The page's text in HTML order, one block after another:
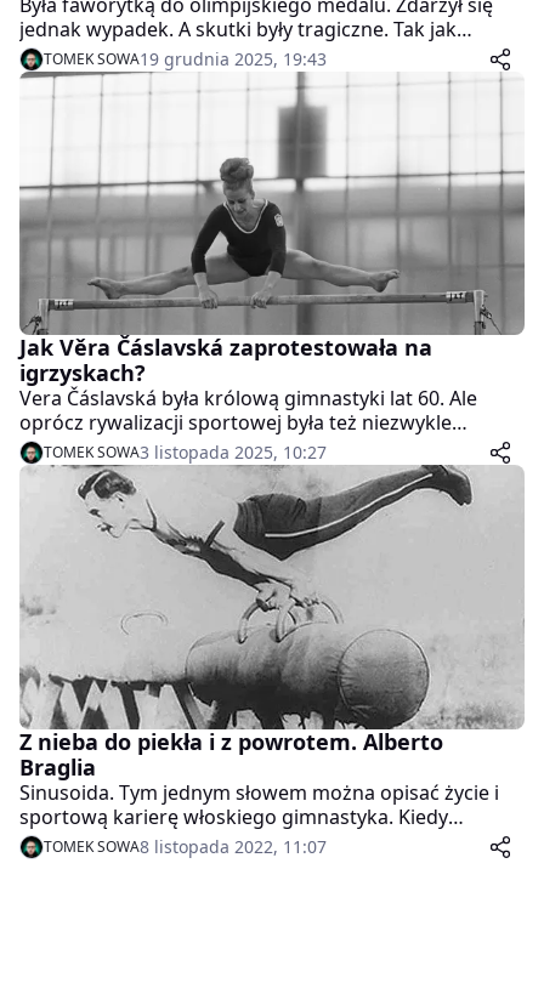
jednak wypadek. A skutki były tragiczne. Tak jak
historia gimnastyczki, która mimo wszystko nie
chciała, by ktoś płakał nad jej losem. Historia, w której
pogoń za politycznymi korzyściami jest ważniejsza, niż
TOMEK SOWA19 grudnia 2025, 19:43
Jak Věra Čáslavská zaprotestowała na
igrzyskach?
Vera Čáslavská była królową gimnastyki lat 60. Ale
oprócz rywalizacji sportowej była też niezwykle
odważną kobietą. Taką, która nie bała wyrazić swojego
zdania. Nawet, jeśli zahaczało ono o politykę…
TOMEK SOWA3 listopada 2025, 10:27
Z nieba do piekła i z powrotem. Alberto
Braglia
Sinusoida. Tym jednym słowem można opisać życie i
sportową karierę włoskiego gimnastyka. Kiedy
wydawało się, że Alberto Braglia właśnie wstępuje na
szczyt, przychodził podmuch i sprawiał, że upadał. I tak
TOMEK SOWA8 listopada 2022, 11:07